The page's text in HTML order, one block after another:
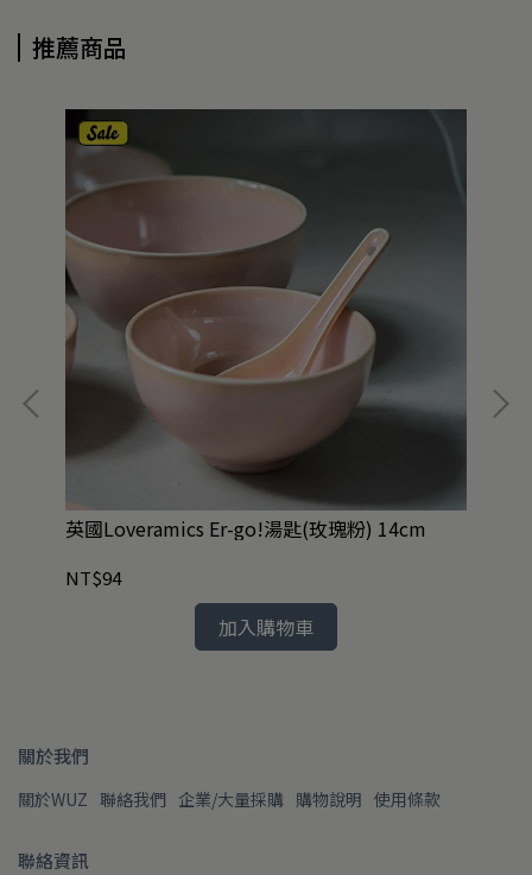
推薦商品
英國Loveramics Er-go!湯匙(玫瑰粉) 14cm
NT$94
加入購物車
關於我們
關於WUZ 聯絡我們 企業/大量採購 購物說明 使用條款
聯絡資訊